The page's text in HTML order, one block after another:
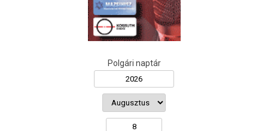
Polgári naptár